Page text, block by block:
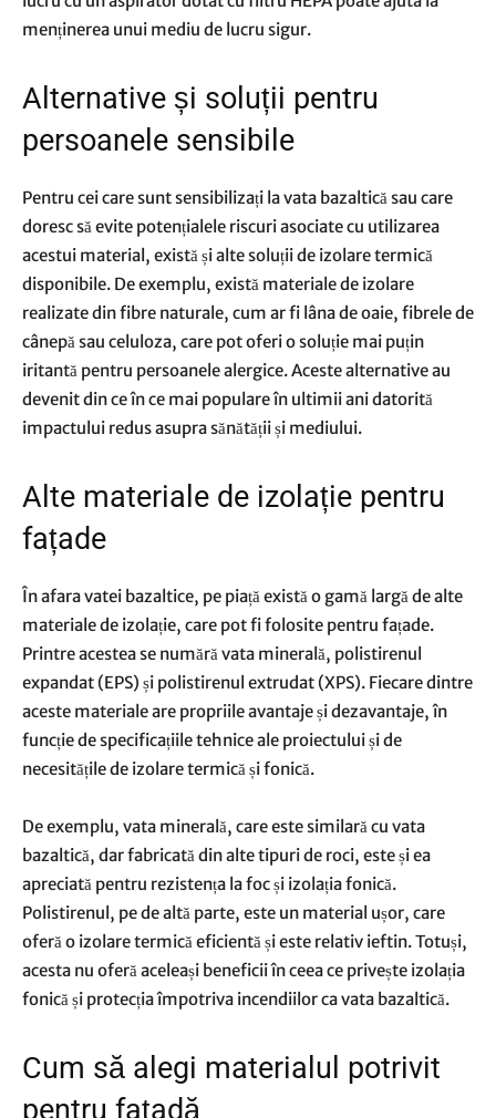
menținerea unui mediu de lucru sigur.
Alternative și soluții pentru
persoanele sensibile
Pentru cei care sunt sensibilizați la vata bazaltică sau care
doresc să evite potențialele riscuri asociate cu utilizarea
acestui material, există și alte soluții de izolare termică
disponibile. De exemplu, există materiale de izolare
realizate din fibre naturale, cum ar fi lâna de oaie, fibrele de
cânepă sau celuloza, care pot oferi o soluție mai puțin
iritantă pentru persoanele alergice. Aceste alternative au
devenit din ce în ce mai populare în ultimii ani datorită
impactului redus asupra sănătății și mediului.
Alte materiale de izolație pentru
fațade
În afara vatei bazaltice, pe piață există o gamă largă de alte
materiale de izolație, care pot fi folosite pentru fațade.
Printre acestea se numără vata minerală, polistirenul
expandat (EPS) și polistirenul extrudat (XPS). Fiecare dintre
aceste materiale are propriile avantaje și dezavantaje, în
funcție de specificațiile tehnice ale proiectului și de
necesitățile de izolare termică și fonică.
De exemplu, vata minerală, care este similară cu vata
bazaltică, dar fabricată din alte tipuri de roci, este și ea
apreciată pentru rezistența la foc și izolația fonică.
Polistirenul, pe de altă parte, este un material ușor, care
oferă o izolare termică eficientă și este relativ ieftin. Totuși,
acesta nu oferă aceleași beneficii în ceea ce privește izolația
fonică și protecția împotriva incendiilor ca vata bazaltică.
Cum să alegi materialul potrivit
pentru fațadă